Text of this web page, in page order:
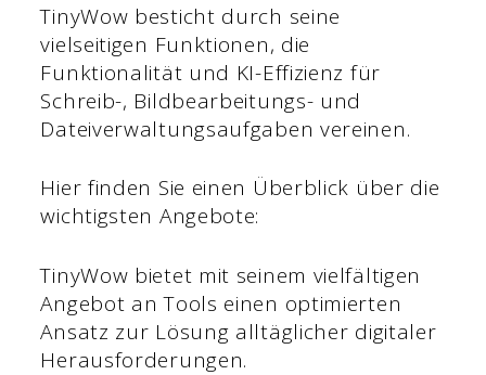
TinyWow besticht durch seine
vielseitigen Funktionen, die
Funktionalität und KI-Effizienz für
Schreib-, Bildbearbeitungs- und
Dateiverwaltungsaufgaben vereinen.
Hier finden Sie einen Überblick über die
wichtigsten Angebote:
TinyWow bietet mit seinem vielfältigen
Angebot an Tools einen optimierten
Ansatz zur Lösung alltäglicher digitaler
Herausforderungen.